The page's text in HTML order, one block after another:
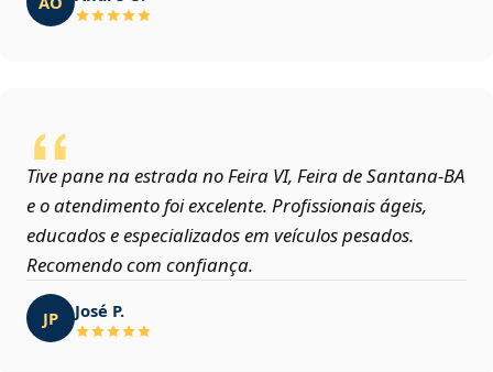
Tive pane na estrada no Feira VI, Feira de Santana‑BA
e o atendimento foi excelente. Profissionais ágeis,
educados e especializados em veículos pesados.
Recomendo com confiança.
JP José P.